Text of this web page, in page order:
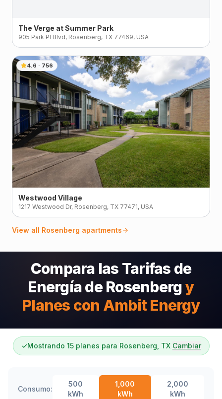
The Verge at Summer Park
905 Park Pl Blvd, Rosenberg, TX 77469, USA
4.6 · 756
Westwood Village
1217 Westwood Dr, Rosenberg, TX 77471, USA
View all Rosenberg apartments
Compara las Tarifas de
Energía de Rosenbergy
Planes con Ambit Energy
✓Mostrando 15 planes para Rosenberg, TX Cambiar
Consumo:
500
kWh
1,000
kWh
2,000
kWh